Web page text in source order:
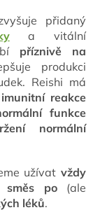
přidaný
a vitální
příznivě na
produkci
Reishi má
reakce
funkce
normální
užívat vždy
směs po(ale
léků.